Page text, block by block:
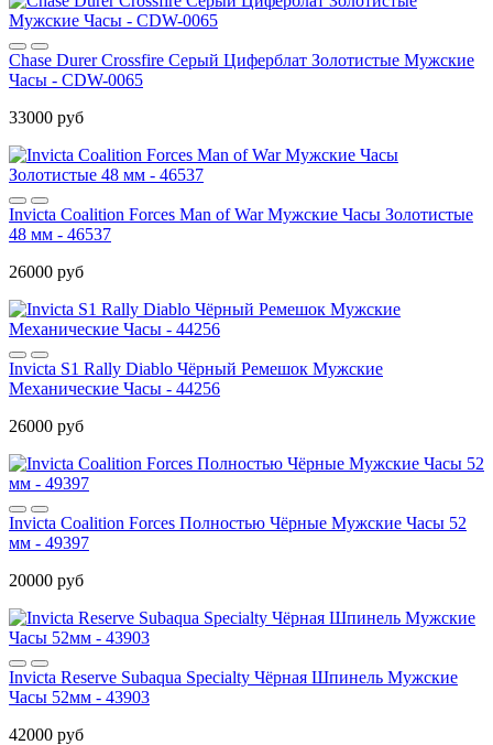
Chase Durer Crossfire Серый Циферблат Золотистые Мужские
Часы - CDW-0065
33000 руб
Invicta Coalition Forces Man of War Мужские Часы Золотистые
48 мм - 46537
26000 руб
Invicta S1 Rally Diablo Чёрный Ремешок Мужские
Механические Часы - 44256
26000 руб
Invicta Coalition Forces Полностью Чёрные Мужские Часы 52
мм - 49397
20000 руб
Invicta Reserve Subaqua Specialty Чёрная Шпинель Мужские
Часы 52мм - 43903
42000 руб